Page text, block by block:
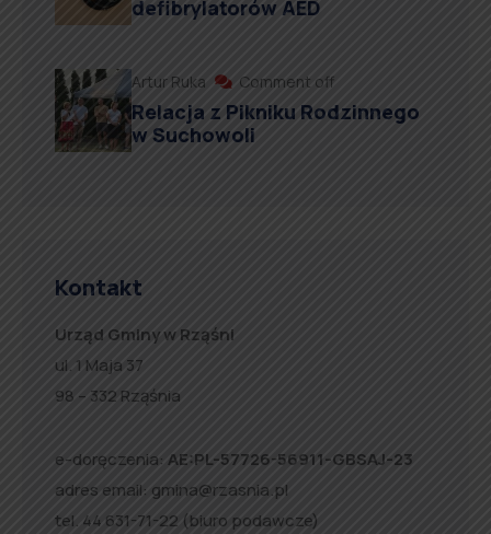
defibrylatorów AED
Artur Ruka Comment off
Relacja z Pikniku Rodzinnego
w Suchowoli
Kontakt
Urząd Gminy w Rząśni
ul. 1 Maja 37
98 – 332 Rząśnia
e-doręczenia: AE:PL-57726-56911-GBSAJ-23
adres email: gmina@rzasnia.pl
tel. 44 631-71-22 (biuro podawcze)